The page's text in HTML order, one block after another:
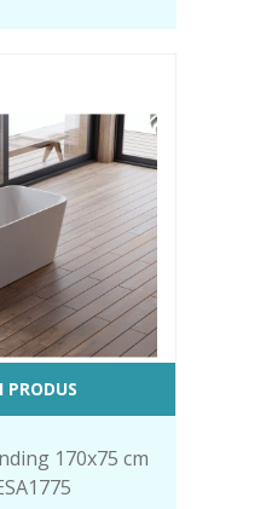
PRODUS
170x75 cm